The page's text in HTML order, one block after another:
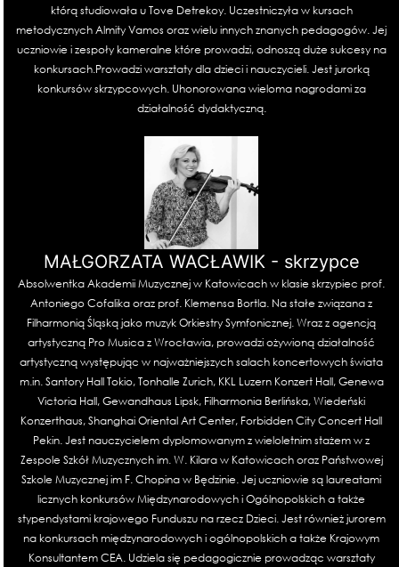
którą studiowała u Tove Detrekoy. Uczestniczyła w kursach
metodycznych Almity Vamos oraz wielu innych znanych pedagogów. Jej
uczniowie i zespoły kameralne które prowadzi, odnoszą duże sukcesy na
konkursach.Prowadzi warsztaty dla dzieci i nauczycieli. Jest jurorką
konkursów skrzypcowych. Uhonorowana wieloma nagrodami za
działalność dydaktyczną.
MAŁGORZATA WACŁAWIK - skrzypce
Absolwentka Akademii Muzycznej w Katowicach w klasie skrzypiec prof.
Antoniego Cofalika oraz prof. Klemensa Bortla. Na stałe związana z
Filharmonią Śląską jako muzyk Orkiestry Symfonicznej. Wraz z agencją
artystyczną Pro Musica z Wrocławia, prowadzi ożywioną działalność
artystyczną występując w najważniejszych salach koncertowych świata
m.in. Santory Hall Tokio, Tonhalle Zurich, KKL Luzern Konzert Hall, Genewa
Victoria Hall, Gewandhaus Lipsk, Filharmonia Berlińska, Wiedeński
Konzerthaus, Shanghai Oriental Art Center, Forbidden City Concert Hall
Pekin. Jest nauczycielem dyplomowanym z wieloletnim stażem w z
Zespole Szkół Muzycznych im. W. Kilara w Katowicach oraz Państwowej
Szkole Muzycznej im F. Chopina w Będzinie. Jej uczniowie są laureatami
licznych konkursów Międzynarodowych i Ogólnopolskich a także
stypendystami krajowego Funduszu na rzecz Dzieci. Jest również jurorem
na konkursach międzynarodowych i ogólnopolskich a także Krajowym
Konsultantem CEA. Udziela się pedagogicznie prowadząc warsztaty